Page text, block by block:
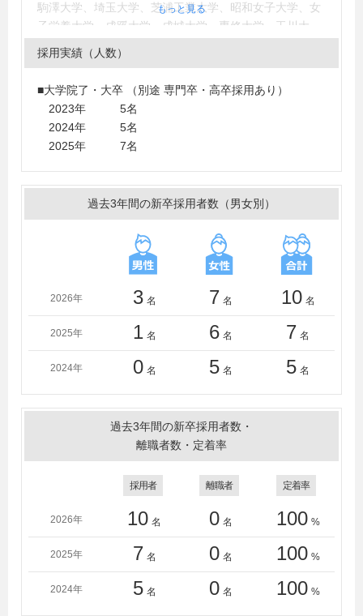
駒澤大学、埼玉大学、芝浦工業大学、昭和女子大学、女
子栄養大学、成蹊大学、成城大学、専修大学、玉川大
学、大東文化大学、千葉商科大学、中央大学、中央学院
大学、帝京大学、東海大学、東京海洋大学、東京家政大
学、東京経済大学、東京工科大学、東京国際大学、東京
農業大学、東京理科大学、東洋大学、獨協大学、二松学
学、立教大学、立正大学、流通経済大学（茨城）、早稲
もっと見る
採用実績（人数）
■大学院了・大卒 （別途 専門卒・高卒採用あり）
2023年 5名
2024年 5名
2025年 7名
過去3年間の新卒採用者数（男女別）
2026年 3 名 7 名 10 名
2025年 1 名 6 名 7 名
2024年 0 名 5 名 5 名
過去3年間の新卒採用者数・
離職者数・定着率
採用者 離職者 定着率
2026年 10 名 0 名 100 %
2025年 7 名 0 名 100 %
2024年 5 名 0 名 100 %